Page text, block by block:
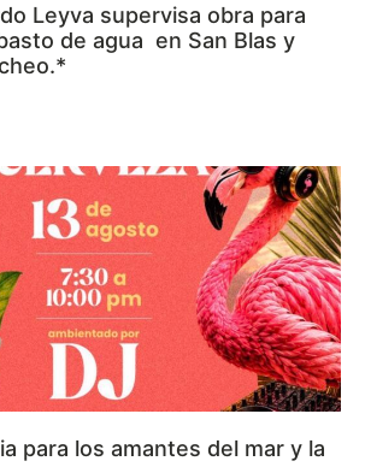
Leyva supervisa obra para
de agua en San Blas y
para los amantes del mar y la